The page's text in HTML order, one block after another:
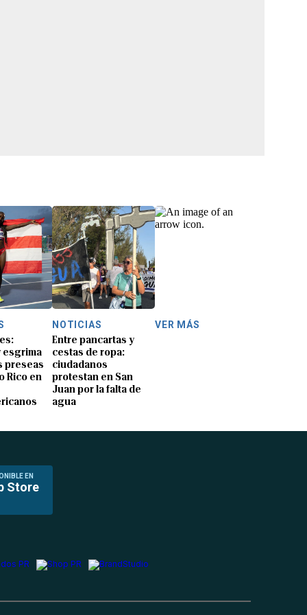
esgrima
preseas
Rico en
NOTICIAS
Entre pancartas y
cestas de ropa:
ciudadanos
protestan en San
Juan por la falta de
agua
VER MÁS
EN
Store